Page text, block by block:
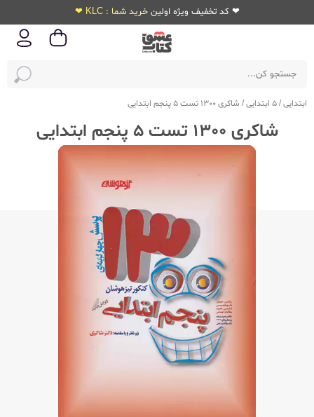
❤ کد تخفیف ویژه اولین خرید شما : KLC ❤
ابتدایی/5 ابتدایی / شاکری 1300 تست 5 پنجم ابتدایی
شاکری 1300 تست 5 پنجم ابتدایی